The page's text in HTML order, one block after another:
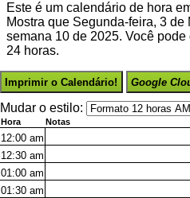
Este é um calendário de hora
Mostra que Segunda-feira, 3
semana 10 de 2025. Você
24 horas.
Imprimir o Calendário! Google
Mudar o estilo:
Hora Notas
12:00 am
12:30 am
01:00 am
01:30 am